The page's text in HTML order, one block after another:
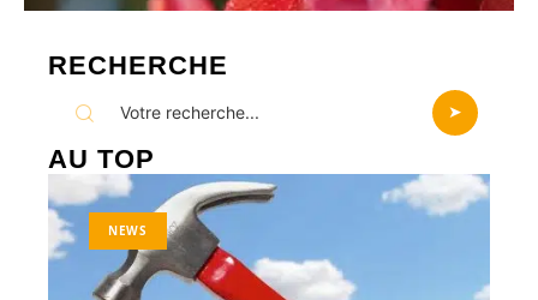
RECHERCHE
AU TOP
NEWS